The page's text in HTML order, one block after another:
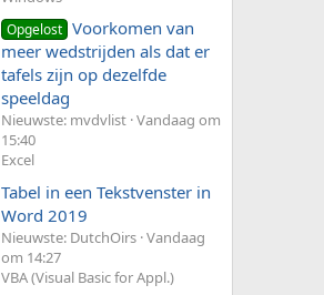
Opgelost Voorkomen van
meer wedstrijden als dat er
tafels zijn op dezelfde
speeldag
Nieuwste: mvdvlist Vandaag om
15:40
Excel
Tabel in een Tekstvenster in
Word 2019
Nieuwste: DutchOirs Vandaag
om 14:27
VBA (Visual Basic for Appl.)